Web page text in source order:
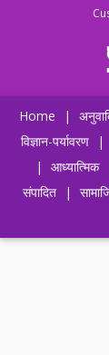
Home |
विज्ञान-पर्यावरण
|
|
आध्यात्मिक
संपादित
|